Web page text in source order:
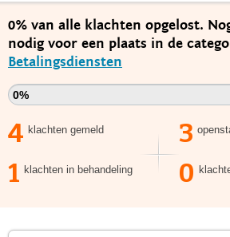
0% van alle klachten opgelost.
nodig voor een plaats in de
Betalingsdiensten
0%
4 klachten gemeld 3
1 klachten in behandeling 0